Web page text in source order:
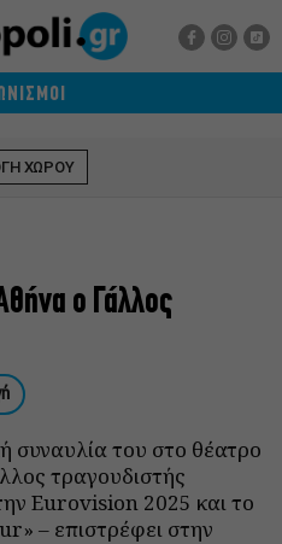
ΧΩΡΟΥ
ο Γάλλος
συναυλία του στο θέατρο
τραγουδιστής
Eurovision 2025 και το
– επιστρέφει στην